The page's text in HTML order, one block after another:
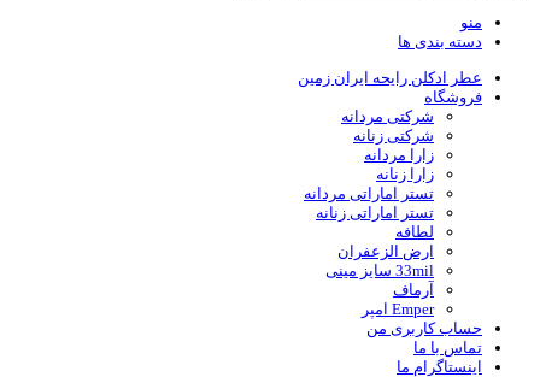
منو
دسته بندی ها
عطر ادکلن رایحه ایران زمین
فروشگاه
شرکتی مردانه
شرکتی زنانه
زارا مردانه
زارا زنانه
تستر اماراتی مردانه
تستر اماراتی زنانه
لطافه
ارض الزعفران
33mil سایز مینی
آرماف
Emper امپر
حساب کاربری من
تماس با ما
اینستاگرام ما